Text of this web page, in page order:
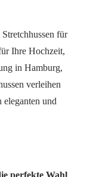
für
Ihre Hochzeit,
in Hamburg,
verleihen
eleganten und